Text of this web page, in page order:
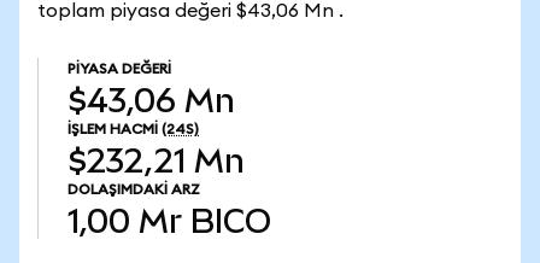
toplam piyasa değeri $43,06 Mn .
PIYASA DEĞERI
$43,06 Mn
İŞLEM HACMI (24S)
$232,21 Mn
DOLAŞIMDAKI ARZ
1,00 Mr BICO